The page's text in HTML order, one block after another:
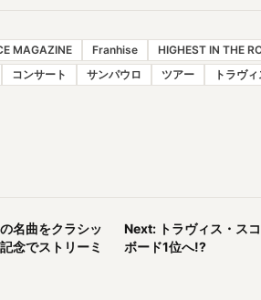
MAGAZINE Franhise HIGHEST IN THE
コンサート サンパウロ ツアー トラヴ
名曲をクラシッ
念でストリーミ
Next: トラヴィス・ス
ボード1位へ!?